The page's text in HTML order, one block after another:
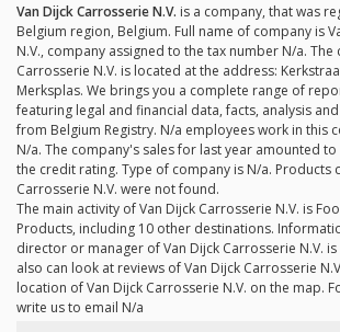
Van Dijck Carrosserie N.V. is a company, that was
Belgium region, Belgium. Full name of company is
N.V., company assigned to the tax number N/a. The
Carrosserie N.V. is located at the address:
Merksplas. We brings you a complete range of
featuring legal and financial data, facts, analysis
from Belgium Registry. N/a employees work in this
N/a. The company's sales for last year amounted to
the credit rating. Type of company is N/a. Products
Carrosserie N.V. were not found.
The main activity of Van Dijck Carrosserie N.V. is
Products, including 10 other destinations.
director or manager of Van Dijck Carrosserie N.V.
also can look at reviews of Van Dijck Carrosserie
location of Van Dijck Carrosserie N.V. on the map.
write us to email N/a